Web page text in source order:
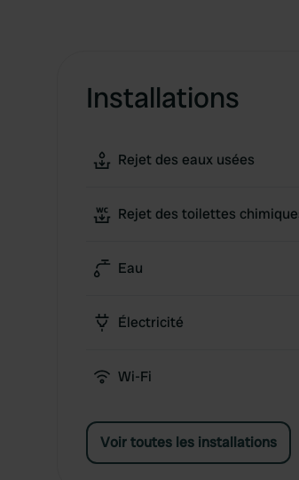
Installations
Rejet des eaux usées
Rejet des toilettes
Eau
Électricité
Wi-Fi
Voir toutes les installations